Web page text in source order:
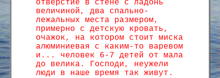
отверстие в стене с ладонь
величиной, два спально-
лежальных места размером,
примерно с детскую кровать,
очажок, на котором стоит миска
алюминиевая с каким-то варевом
и... человек 6-7 детей от мала
до велика. Господи, неужели
люди в наше время так живут.